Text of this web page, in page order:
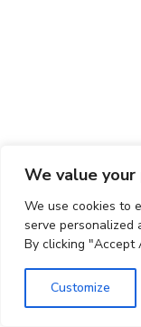
We value your
We use cookies to
serve personalized
By clicking "Accept
Customize